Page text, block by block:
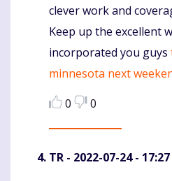
clever work and
Keep up the excellent
incorporated you guys
minnesota next
0
0
TR - 2022-07-24 - 17:27